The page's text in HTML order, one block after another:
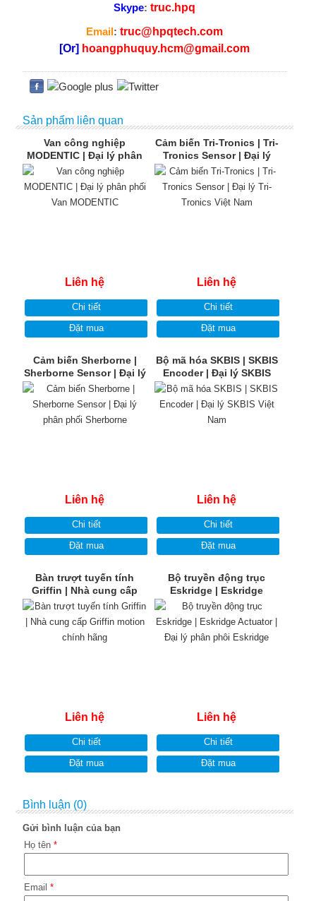
Skype:truc.hpq
Email:truc@hpqtech.com
[Or] hoangphuquy.hcm@gmail.com
Sản phẩm liên quan
Van công nghiệp
MODENTIC | Đại lý phân
phối Van MODENTIC
Liên hệ
Chi tiết
Đặt mua
Cảm biến Tri-Tronics | Tri-
Tronics Sensor | Đại lý
Tri-Tronics Việt Nam
Liên hệ
Chi tiết
Đặt mua
Cảm biến Sherborne |
Sherborne Sensor | Đại lý
phân phối Sherborne
Liên hệ
Chi tiết
Đặt mua
Bộ mã hóa SKBIS | SKBIS
Encoder | Đại lý SKBIS
Việt Nam
Liên hệ
Chi tiết
Đặt mua
Bàn trượt tuyến tính
Griffin | Nhà cung cấp
Griffin motion chính hãng
Liên hệ
Chi tiết
Đặt mua
Bộ truyền động trục
Eskridge | Eskridge
Actuator | Đại lý phân
phôi Eskridge
Liên hệ
Chi tiết
Đặt mua
Bình luận (0)
Gửi bình luận của bạn
Họ tên *
Email *